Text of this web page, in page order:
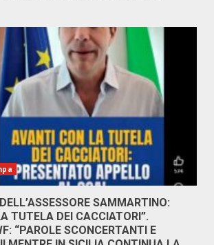
SAMMARTINO:
TUTELA DEI CACCIATORI”.
“PAROLE SCONCERTANTI E